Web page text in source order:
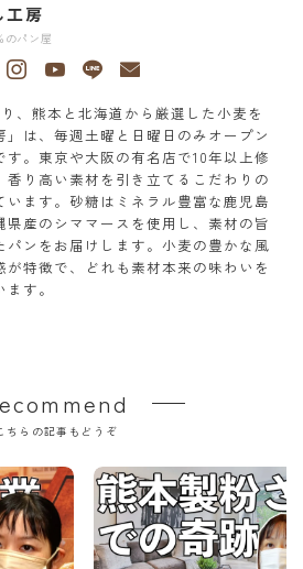
工房
のパン屋
、熊本と北海道から厳選した小麦を
は、毎週土曜と日曜日のみオープン
。東京や大阪の有名店で10年以上修
り高い素材を引き立てるこだわりの
います。砂糖はミネラル豊富な鹿児島
県産のシママースを使用し、素材の旨
パンをお届けします。小麦の豊かな風
特徴で、どれも素材本来の味わいを
す。
ちらの記事もどうぞ